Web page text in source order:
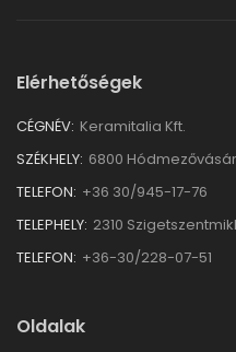
Elérhetőségek
CÉGNÉV: Keramitalia Kft.
SZÉKHELY: 6800
TELEFON: +36 30/945-17-76
TELEPHELY: 2310
TELEFON: +36-30/228-07-51
Oldalak